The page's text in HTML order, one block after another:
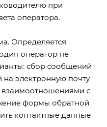
при
оператора.
Определяется
оператор не
сбор сообщений
электронную почту
взаимоотношениями с
формы обратной
контактные данные